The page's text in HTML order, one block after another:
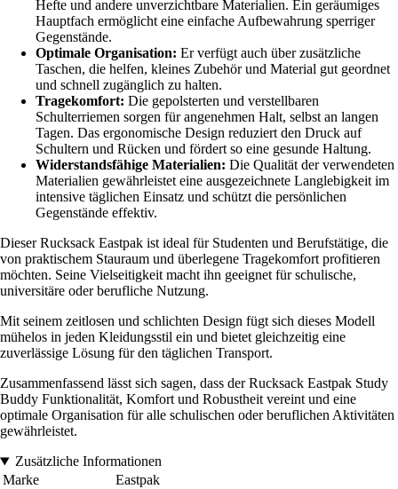
Hefte und andere unverzichtbare Materialien. Ein geräumiges
Hauptfach ermöglicht eine einfache Aufbewahrung sperriger
Gegenstände.
Optimale Organisation: Er verfügt auch über zusätzliche
Taschen, die helfen, kleines Zubehör und Material gut geordnet
und schnell zugänglich zu halten.
Tragekomfort: Die gepolsterten und verstellbaren
Schulterriemen sorgen für angenehmen Halt, selbst an langen
Tagen. Das ergonomische Design reduziert den Druck auf
Schultern und Rücken und fördert so eine gesunde Haltung.
Widerstandsfähige Materialien: Die Qualität der verwendeten
Materialien gewährleistet eine ausgezeichnete Langlebigkeit im
intensive täglichen Einsatz und schützt die persönlichen
Gegenstände effektiv.
Dieser Rucksack Eastpak ist ideal für Studenten und Berufstätige, die
von praktischem Stauraum und überlegene Tragekomfort profitieren
möchten. Seine Vielseitigkeit macht ihn geeignet für schulische,
universitäre oder berufliche Nutzung.
Mit seinem zeitlosen und schlichten Design fügt sich dieses Modell
mühelos in jeden Kleidungsstil ein und bietet gleichzeitig eine
zuverlässige Lösung für den täglichen Transport.
Zusammenfassend lässt sich sagen, dass der Rucksack Eastpak Study
Buddy Funktionalität, Komfort und Robustheit vereint und eine
optimale Organisation für alle schulischen oder beruflichen Aktivitäten
gewährleistet.
Zusätzliche Informationen
Marke
Eastpak